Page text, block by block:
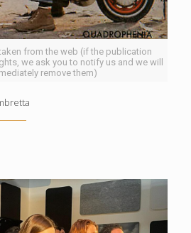
from the web (if the publication
we ask you to notify us and we will
remove them)